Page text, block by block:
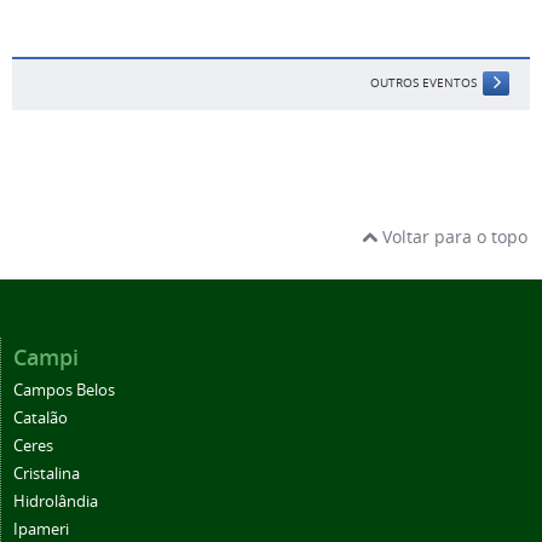
OUTROS EVENTOS
Voltar para o topo
Campi
Campos Belos
Catalão
Ceres
Cristalina
Hidrolândia
Ipameri